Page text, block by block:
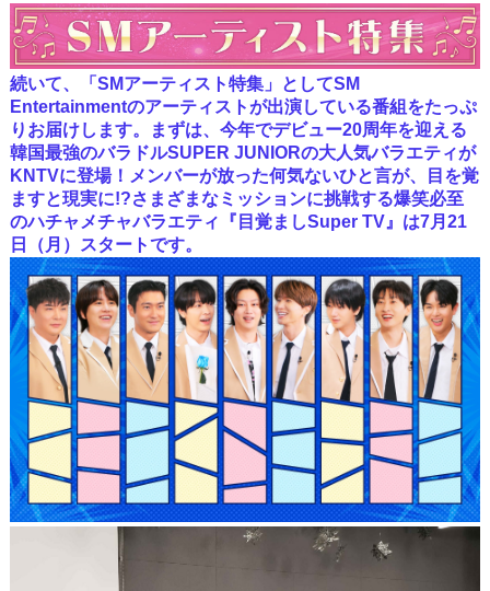
続いて、「SMアーティスト特集」としてSM
Entertainmentのアーティストが出演している番組をたっぷ
りお届けします。まずは、今年でデビュー20周年を迎える
韓国最強のバラドルSUPER JUNIORの大人気バラエティが
KNTVに登場！メンバーが放った何気ないひと言が、目を覚
ますと現実に!?さまざまなミッションに挑戦する爆笑必至
のハチャメチャバラエティ『目覚ましSuper TV』は7月21
日（月）スタートです。